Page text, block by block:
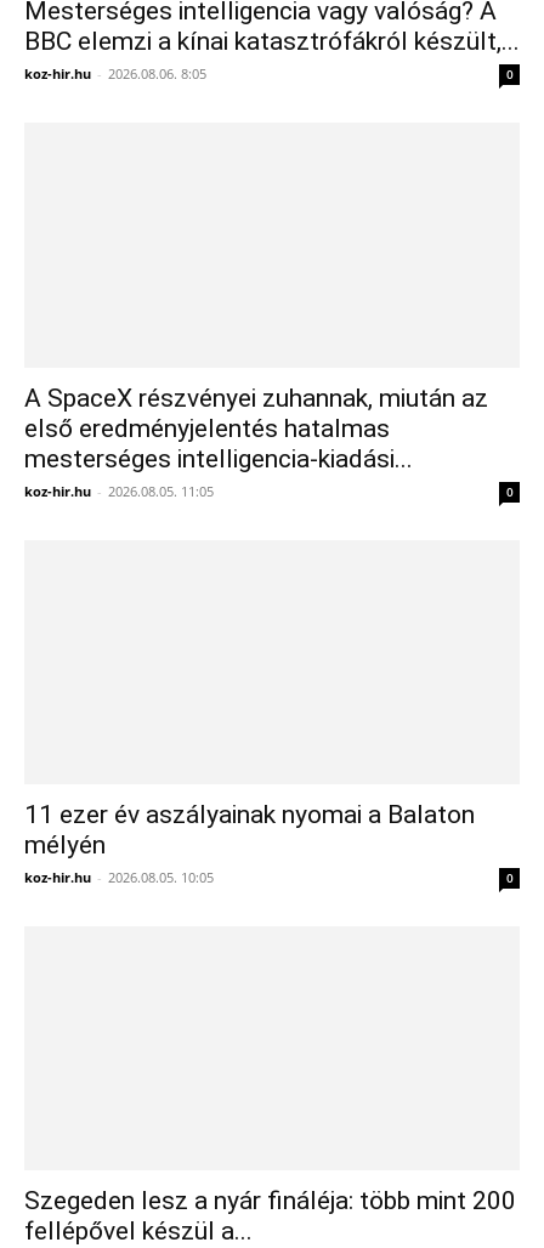
Mesterséges intelligencia vagy valóság? A
BBC elemzi a kínai katasztrófákról készült,...
koz-hir.hu - 2026.08.06. 8:05 0
A SpaceX részvényei zuhannak, miután az
első eredményjelentés hatalmas
mesterséges intelligencia-kiadási...
koz-hir.hu - 2026.08.05. 11:05 0
11 ezer év aszályainak nyomai a Balaton
mélyén
koz-hir.hu - 2026.08.05. 10:05 0
Szegeden lesz a nyár fináléja: több mint 200
fellépővel készül a...